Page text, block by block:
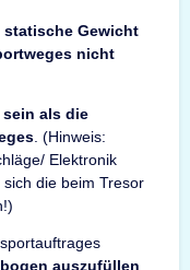
statische Gewicht
nicht
als die
. (Hinweis:
Elektronik
die beim Tresor
auszufüllen